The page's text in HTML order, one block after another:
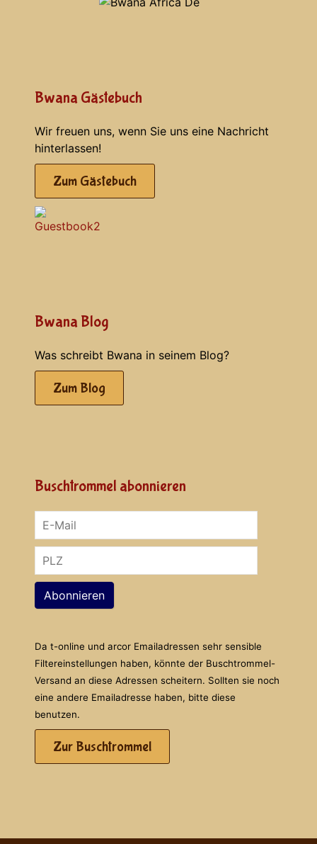
Bwana Gästebuch
Wir freuen uns, wenn Sie uns eine Nachricht
hinterlassen!
Zum Gästebuch
Bwana Blog
Was schreibt Bwana in seinem Blog?
Zum Blog
Buschtrommel abonnieren
Abonnieren
Da t-online und arcor Emailadressen sehr sensible
Filtereinstellungen haben, könnte der Buschtrommel-
Versand an diese Adressen scheitern. Sollten sie noch
eine andere Emailadresse haben, bitte diese
benutzen.
Zur Buschtrommel